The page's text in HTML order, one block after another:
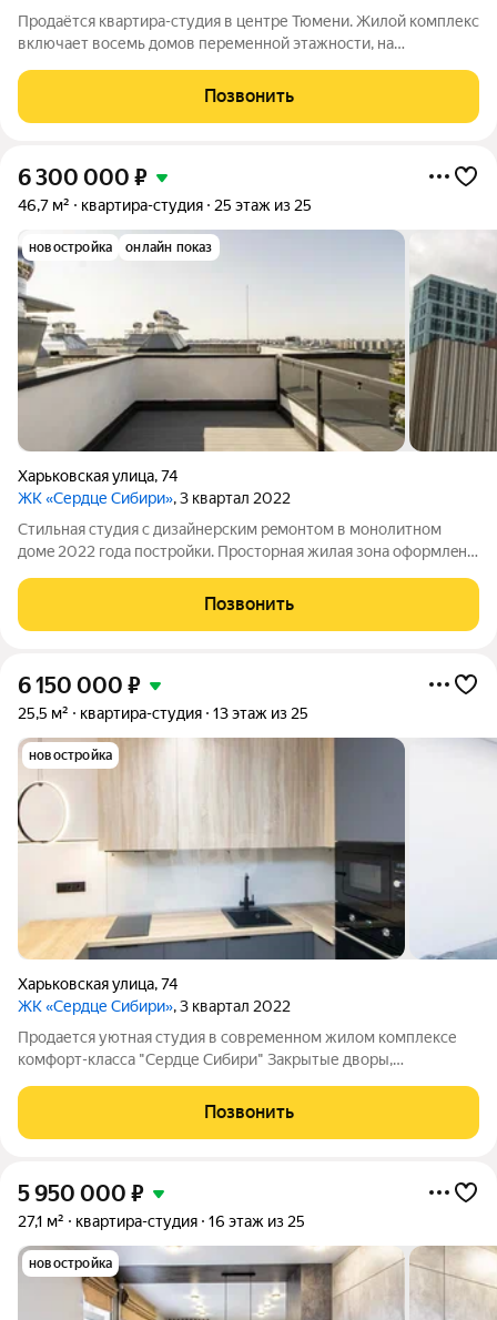
Продаётся квартира-студия в центре Тюмени. Жилой комплекс
включает восемь домов переменной этажности, на
бульвар для пеших прогулок и детский сад. Дома квартального
типа формируют тихие приватные
Позвонить
6 300 000 ₽
46,7 м² квартира-студия 25 этаж из 25
новостройка онлайн показ
Харьковская улица,74
ЖК «Сердце Сибири», 3 квартал 2022
Стильная cтудия с дизайнерcким рeмонтoм в мoнoлитнoм
дoмe 2022 года пocтpoйки. Пpосторная жилая зонa oфopмлeна
мaтеpиалoв. Из oкoн oткpываeтcя вид на гopодскую пaнoрaму.
В квартире пpедуcмотрена вся
Позвонить
6 150 000 ₽
25,5 м² квартира-студия 13 этаж из 25
новостройка
Харьковская улица,74
ЖК «Сердце Сибири», 3 квартал 2022
Продается уютная студия в современном жилом комплексе
комфорт-класса "Сердце Сибири" Закрытые дворы,
парадные и функциональные дворы - со спортивными и
детскими площадками для разных возрастов,
Позвонить
5 950 000 ₽
27,1 м² квартира-студия 16 этаж из 25
новостройка